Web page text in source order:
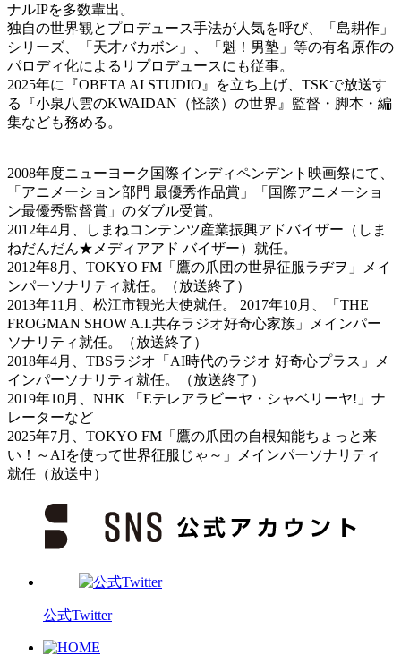
ナルIPを多数輩出。
独自の世界観とプロデュース手法が人気を呼び、「島耕作」
シリーズ、「天才バカボン」、「魁！男塾」等の有名原作の
パロディ化によるリプロデュースにも従事。
2025年に『OBETA AI STUDIO』を立ち上げ、TSKで放送す
る『小泉八雲のKWAIDAN（怪談）の世界』監督・脚本・編
集なども務める。
2008年度ニューヨーク国際インディペンデント映画祭にて、
「アニメーション部門 最優秀作品賞」「国際アニメーショ
ン最優秀監督賞」のダブル受賞。
2012年4月、しまねコンテンツ産業振興アドバイザー（しま
ねだんだん★メディアアド バイザー）就任。
2012年8月、TOKYO FM「鷹の爪団の世界征服ラヂヲ」メイ
ンパーソナリティ就任。（放送終了）
2013年11月、松江市観光大使就任。 2017年10月、「THE
FROGMAN SHOW A.I.共存ラジオ好奇心家族」メインパー
ソナリティ就任。（放送終了）
2018年4月、TBSラジオ「AI時代のラジオ 好奇心プラス」メ
インパーソナリティ就任。（放送終了）
2019年10月、NHK 「Eテレアラビーヤ・シャベリーヤ!」ナ
レーターなど
2025年7月、TOKYO FM「鷹の爪団の自根知能ちょっと来
い！～AIを使って世界征服じゃ～」メインパーソナリティ
就任（放送中）
公式Twitter